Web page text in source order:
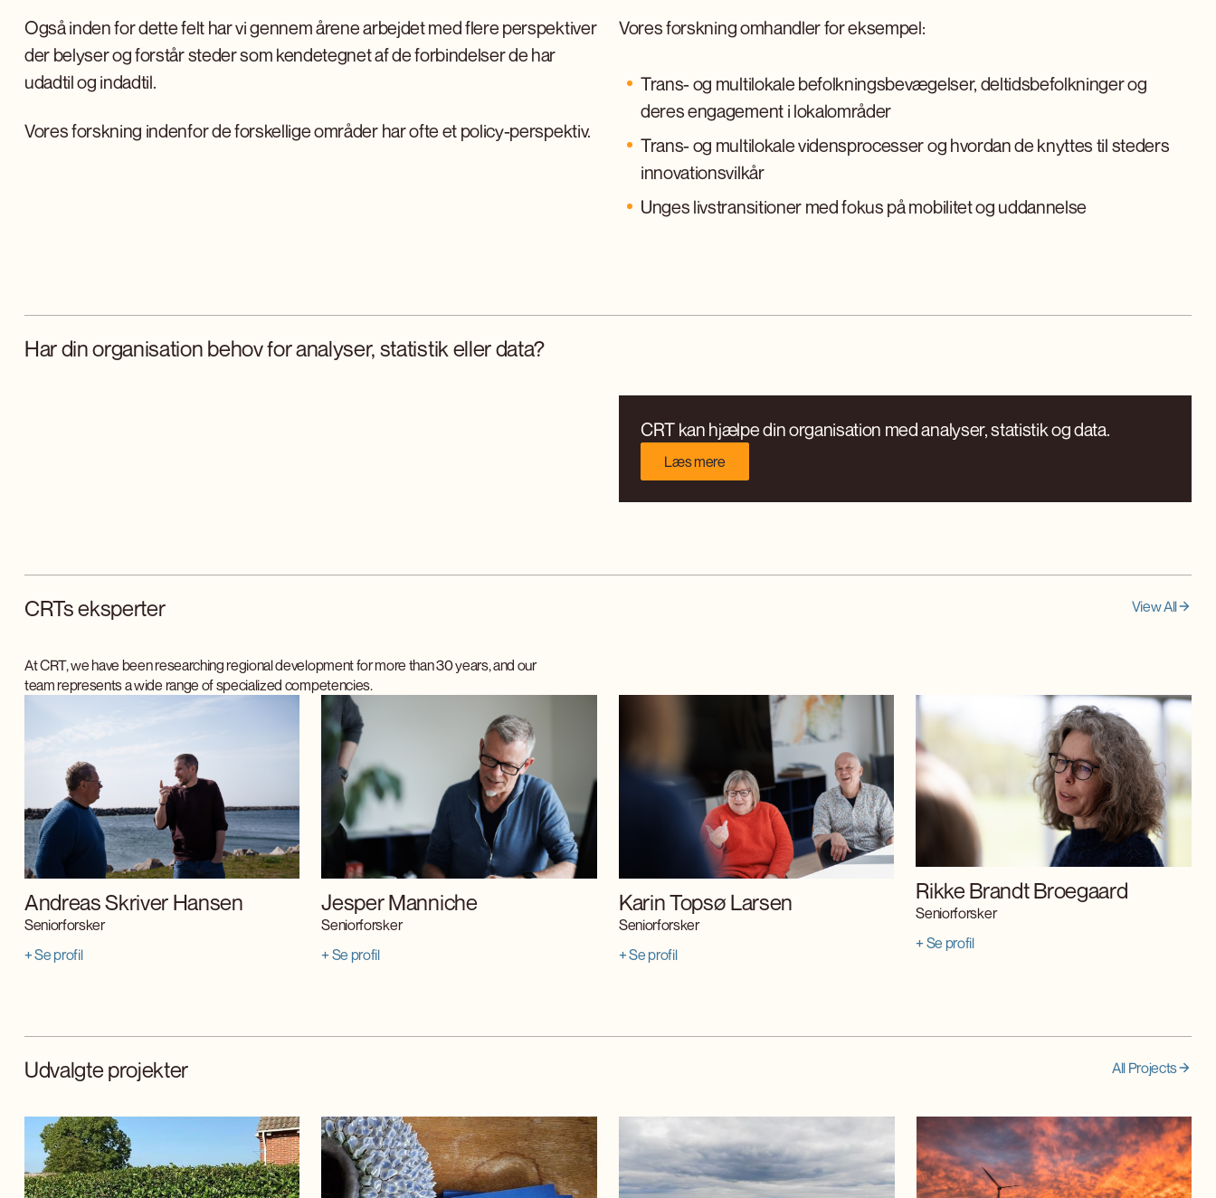
Også inden for dette felt har vi gennem årene arbejdet med flere perspektiver
der belyser og forstår steder som kendetegnet af de forbindelser de har
udadtil og indadtil.
Vores forskning indenfor de forskellige områder har ofte et policy-perspektiv.
Vores forskning omhandler for eksempel:
Trans- og multilokale befolkningsbevægelser, deltidsbefolkninger og
deres engagement i lokalområder
Trans- og multilokale vidensprocesser og hvordan de knyttes til steders
innovationsvilkår
Unges livstransitioner med fokus på mobilitet og uddannelse
Har din organisation behov for analyser, statistik eller data?
CRT kan hjælpe din organisation med analyser, statistik og data.
Læs mere
CRTs eksperter View All
At CRT, we have been researching regional development for more than 30 years, and our
team represents a wide range of specialized competencies.
Andreas Skriver Hansen
Seniorforsker
+ Se profil
Jesper Manniche
Seniorforsker
+ Se profil
Karin Topsø Larsen
Seniorforsker
+ Se profil
Rikke Brandt Broegaard
Seniorforsker
+ Se profil
Udvalgte projekter All Projects